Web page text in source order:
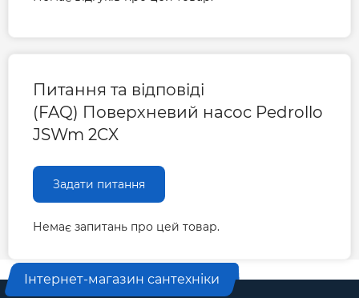
Питання та відповіді
(FAQ) Поверхневий насос Pedrollo
JSWm 2CX
Задати питання
Немає запитань про цей товар.
Інтернет-магазин сантехніки